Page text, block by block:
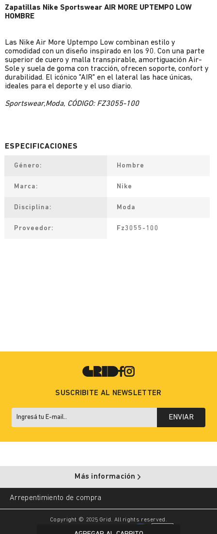
Zapatillas Nike Sportswear AIR MORE UPTEMPO LOW
HOMBRE
Las Nike Air More Uptempo Low combinan estilo y
comodidad con un diseño inspirado en los 90. Con una parte
superior de cuero y malla transpirable, amortiguación Air-
Sole y suela de goma con tracción, ofrecen soporte, confort y
durabilidad. El icónico "AIR" en el lateral las hace únicas,
ideales para el deporte y el uso diario.
Sportswear,Moda, CÓDIGO: FZ3055-100
Género Hombre
Marca Nike
Disciplina Moda
Proveedor Fz3055-100
SUSCRIBITE AL NEWSLETTER
ENVIAR
Más información
Arrepentimiento de compra
Copyright © 2025 Grid. All rights reserved.